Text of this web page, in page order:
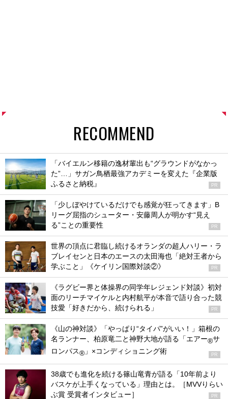
RECOMMEND
「バイエルン移籍の逸材輩出も“グラウンドがなかっ
た”…」サガン鳥栖最強アカデミーを変えた『企業版
ふるさと納税』
PR
「少しぼやけているだけでも感覚が狂ってきます」B
リーグ屈指のシューター・安藤周人が明かす“見え
る”ことの重要性
PR
世界の頂点に君臨し続けるオランダの超人ハリー・ラ
ブレイセンと日本のエースの太田海也「絶対王者から
学ぶこと」《ケイリン国際対談②》
PR
《ラグビー界と体操界の同学年レジェンド対談》初対
面のリーチマイケルと内村航平が本音で語り合った競
技愛「好きだから、続けられる」
PR
《山の神対談》「やっぱり“タイパ”がいい！」箱根の
名ランナー、柏原竜二と神野大地が語る「エアー®サ
ロンパス® 」×コンディショニング術 PR
38歳でも進化を続ける篠山竜青が語る「10年前より
バスケが上手くなっている」理由とは。［MVVりらい
ぶ賞 受賞者インタビュー］
PR